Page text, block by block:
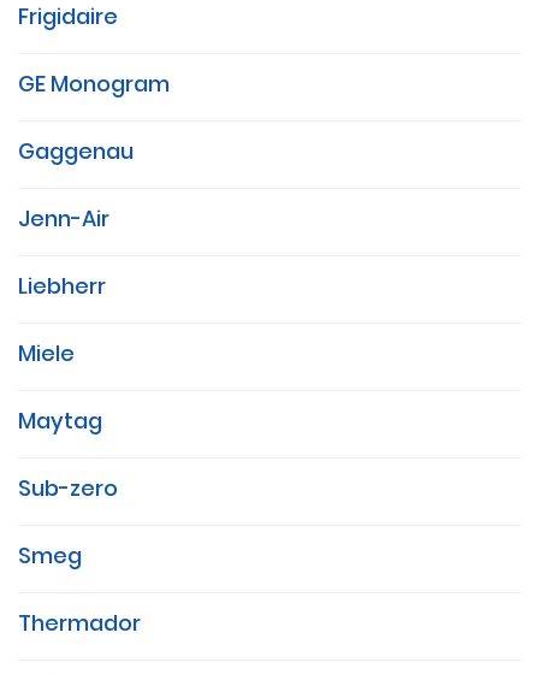
Frigidaire
GE Monogram
Gaggenau
Jenn-Air
Liebherr
Miele
Maytag
Sub-zero
Smeg
Thermador